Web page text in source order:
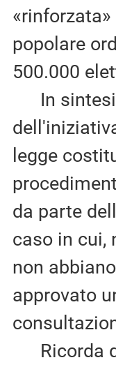
popolare
500.000
In sintesi,
legge
da parte
caso in cui,
non
approvato
Ricorda